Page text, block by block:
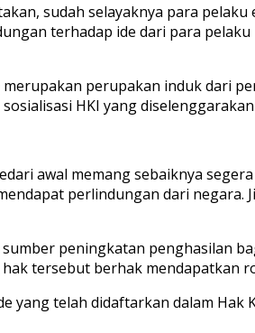
sudah selayaknya para
terhadap ide dari para
perupakan induk dari
HKI yang
awal memang sebaiknya
perlindungan dari negara.
sumber peningkatan penghasilan
tersebut berhak mendapatkan
yang telah didaftarkan dalam